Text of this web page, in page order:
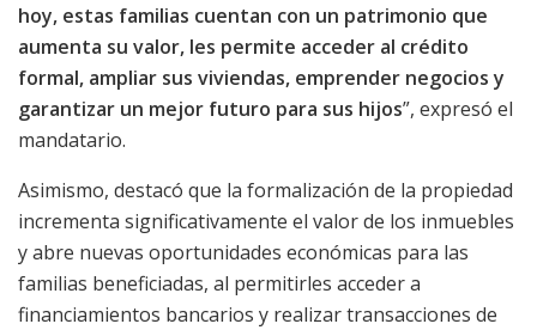
hoy, estas familias cuentan con un patrimonio que
aumenta su valor, les permite acceder al crédito
formal, ampliar sus viviendas, emprender negocios y
garantizar un mejor futuro para sus hijos”, expresó el
mandatario.
Asimismo, destacó que la formalización de la propiedad
incrementa significativamente el valor de los inmuebles
y abre nuevas oportunidades económicas para las
familias beneficiadas, al permitirles acceder a
financiamientos bancarios y realizar transacciones de